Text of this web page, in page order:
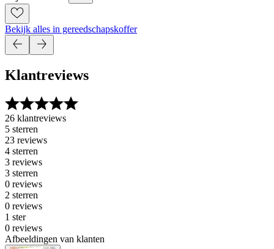
Bekijk alles in gereedschapskoffer
Klantreviews
26 klantreviews
5 sterren
23 reviews
4 sterren
3 reviews
3 sterren
0 reviews
2 sterren
0 reviews
1 ster
0 reviews
Afbeeldingen van klanten